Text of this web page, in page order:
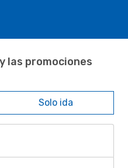
las promociones
Solo ida